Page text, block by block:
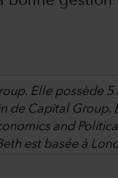
Elle possède 5
de Capital Group.
and
est basée à